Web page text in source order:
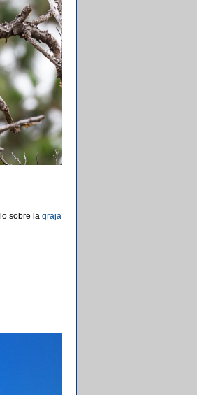
sobre la graja